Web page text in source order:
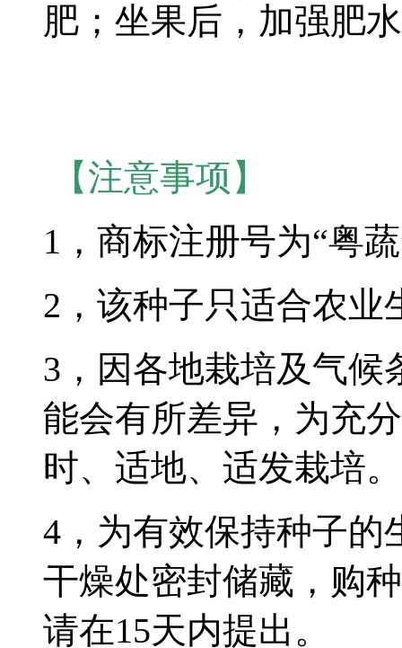
肥；坐果后，加强肥
【注意事项】
1，商标注册号为“粤
2，该种子只适合农业
3，因各地栽培及气候
能会有所差异，为充
时、适地、适发栽培。
4，为有效保持种子的
干燥处密封储藏，购
请在15天内提出。